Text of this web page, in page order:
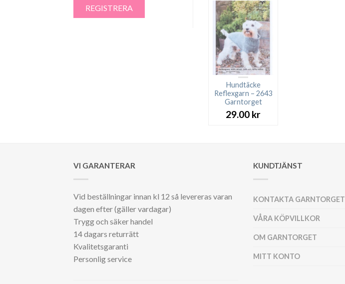
Hundtäcke
Reflexgarn – 2643
Garntorget
29.00 kr
VI GARANTERAR
Vid beställningar innan kl 12 så levereras varan
dagen efter (gäller vardagar)
Trygg och säker handel
14 dagars returrätt
Kvalitetsgaranti
Personlig service
KUNDTJÄNST
KONTAKTA GARNTORGET
VÅRA KÖPVILLKOR
OM GARNTORGET
MITT KONTO